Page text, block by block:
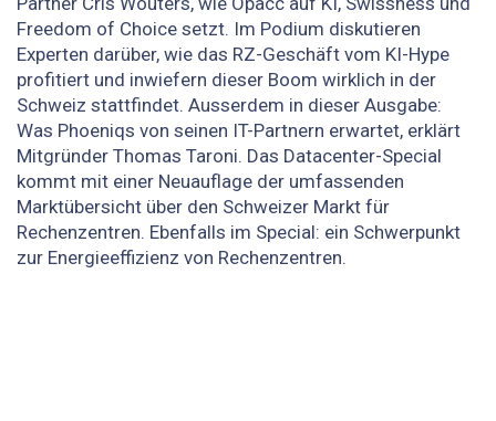
Freedom of Choice setzt. Im Podium diskutieren
Experten darüber, wie das RZ-Geschäft vom KI-Hype
profitiert und inwiefern dieser Boom wirklich in der
Schweiz stattfindet. Ausserdem in dieser Ausgabe:
Was Phoeniqs von seinen IT-Partnern erwartet, erklärt
Mitgründer Thomas Taroni. Das Datacenter-Special
kommt mit einer Neuauflage der umfassenden
Marktübersicht über den Schweizer Markt für
Rechenzentren. Ebenfalls im Special: ein Schwerpunkt
zur Energieeffizienz von Rechenzentren.